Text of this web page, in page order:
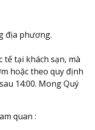
địa phương.
tế tại khách sạn, mà
hoặc theo quy định
14:00. Mong Quý
quan :